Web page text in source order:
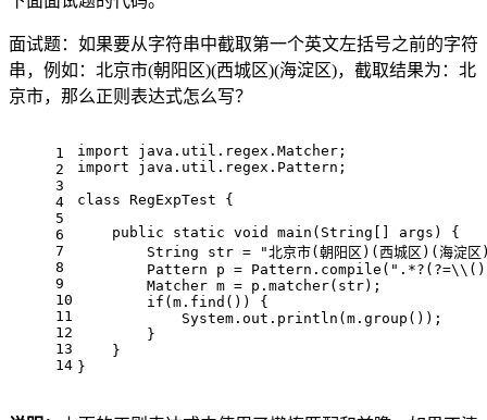
面试题：如果要从字符串中截取第一个英文左括号之前的字符
串，例如：北京市(朝阳区)(西城区)(海淀区)，截取结果为：北
京市，那么正则表达式怎么写？
1
2
3
4
5
6
7
8
9
10
11
12
13
14
import java.util.regex.Matcher;
import java.util.regex.Pattern;
class RegExpTest
{
public
static void main (String[] args)
{
        String str =
"北京市(朝阳区)(西城区)(海淀
        Pattern p = Pattern.compile(
        Matcher m = p.matcher(str);
if (m.find()) {
            System.out.println(m.group());
        }
    }
}